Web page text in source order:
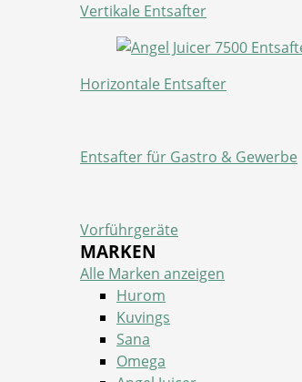
Vertikale Entsafter
Horizontale Entsafter
Entsafter für Gastro & Gewerbe
Vorführgeräte
MARKEN
Alle Marken anzeigen
Hurom
Kuvings
Sana
Omega